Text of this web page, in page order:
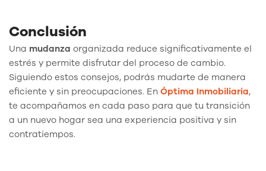
Conclusión
Una mudanza organizada reduce significativamente el
estrés y permite disfrutar del proceso de cambio.
Siguiendo estos consejos, podrás mudarte de manera
eficiente y sin preocupaciones. En Óptima Inmobiliaria,
te acompañamos en cada paso para que tu transición
a un nuevo hogar sea una experiencia positiva y sin
contratiempos.